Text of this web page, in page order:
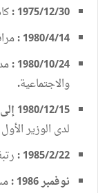
1975/12/30
:
1980/4/14
:
1980/10/24
:
والاجتماعية.
1980/12/15 إلى
لدى الوزيرالأول
1985/2/22
:
نوفمبر